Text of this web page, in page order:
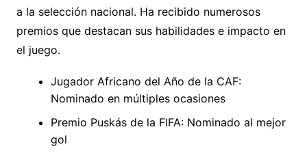
a la selección nacional. Ha recibido numerosos
premios que destacan sus habilidades e impacto en
el juego.
Jugador Africano del Año de la CAF:
Nominado en múltiples ocasiones
Premio Puskás de la FIFA: Nominado al mejor
gol